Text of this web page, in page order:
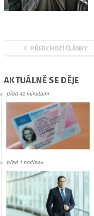
PŘEDCHOZÍ ČLÁNKY
AKTUÁLNĚ SE DĚJE
před 42 minutami
před 1 hodinou